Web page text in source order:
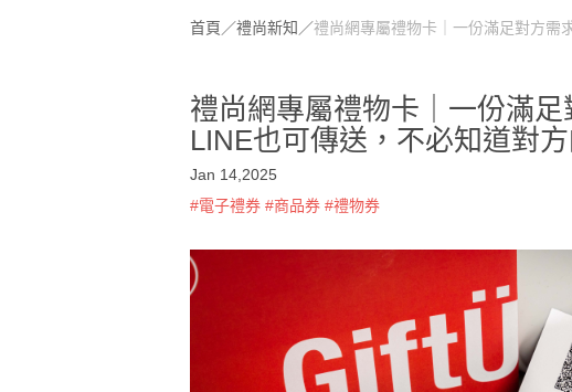
首頁 ／禮尚新知 ／禮尚網專屬禮物卡｜一份滿足對方需
禮尚網專屬禮物卡｜一份滿
LINE也可傳送，不必知道對
Jan 14,2025
#電子禮券 #商品券 #禮物券